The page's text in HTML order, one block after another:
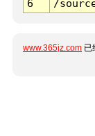
6
/
www.365jz.com 已